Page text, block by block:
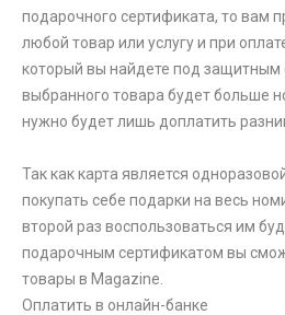
подарочного сертификата, то вам
любой товар или услугу и при
который вы найдете под защитным
выбранного товара будет больше
нужно будет лишь доплатить
Так как карта является
покупать себе подарки на весь
второй раз воспользоваться им
подарочным сертификатом вы
товары в Magazine.
Оплатить в онлайн-банке